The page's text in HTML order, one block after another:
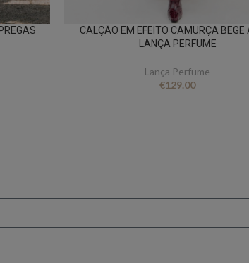
CALÇÃO EM EFEITO CAMURÇA BEGE
LANÇA PERFUME
Lança Perfume
€129.00